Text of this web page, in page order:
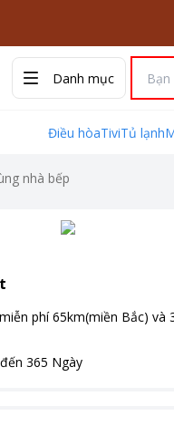
Danh mục
Điều hòaTiviTủ lạnh
nhà bếp
phí 65km(miền Bắc) và
365 Ngày